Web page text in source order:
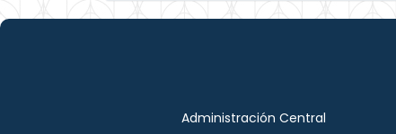
Administración Central